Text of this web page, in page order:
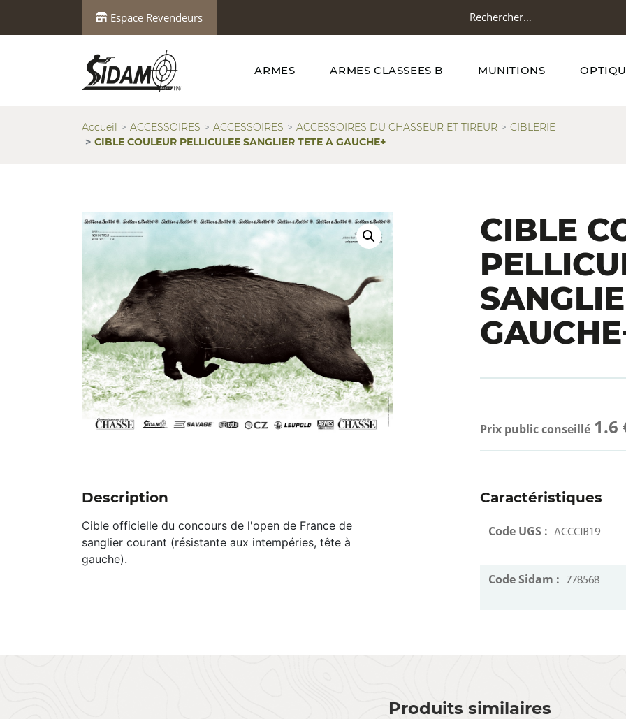
Espace Revendeurs Rechercher…
ARMES ARMES CLASSEES B MUNITIONS
Accueil ACCESSOIRES ACCESSOIRES ACCESSOIRES DU CHASSEUR ET TIREUR
CIBLERIE
CIBLE COULEUR PELLICULEE SANGLIER TETE A GAUCHE+
CIBLE
Prix public conseillé 1.6
Description
Cible officielle du concours de l'open de France de
sanglier courant (résistante aux intempéries, tête à
gauche).
Caractéristiques
Code UGS : ACCCIB19
Code Sidam : 778568
Produits similaires